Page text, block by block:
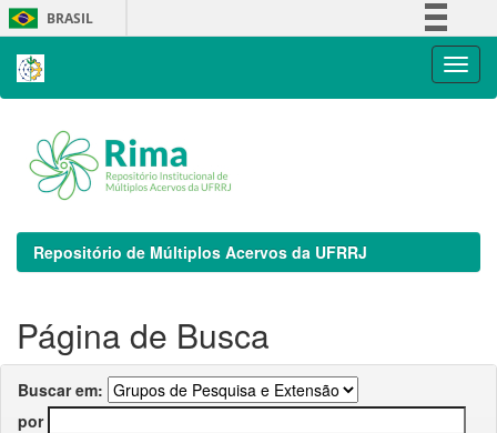
Skip
navigation
BRASIL
Repositório de Múltiplos Acervos da UFRRJ
Página de Busca
Buscar em:
por